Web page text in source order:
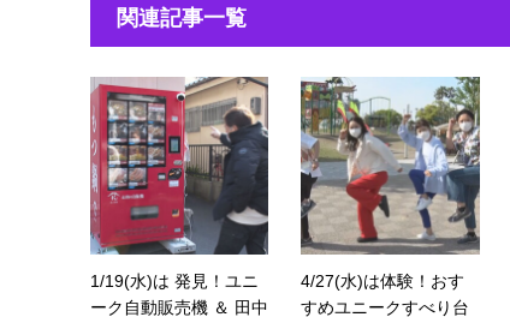
関連記事一覧
1/19(水)は 発見！ユニ
ーク自動販売機 ＆ 田中
4/27(水)は体験！おす
すめユニークすべり台